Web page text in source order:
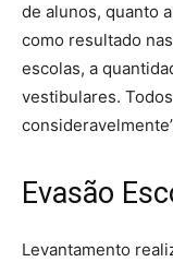
de alunos, quanto
como resultado
escolas, a
vestibulares.
Evasão
Levantamento